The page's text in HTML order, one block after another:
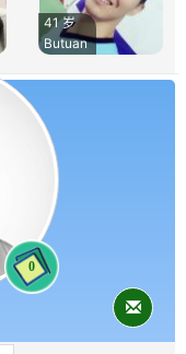
41 岁
Butuan
0